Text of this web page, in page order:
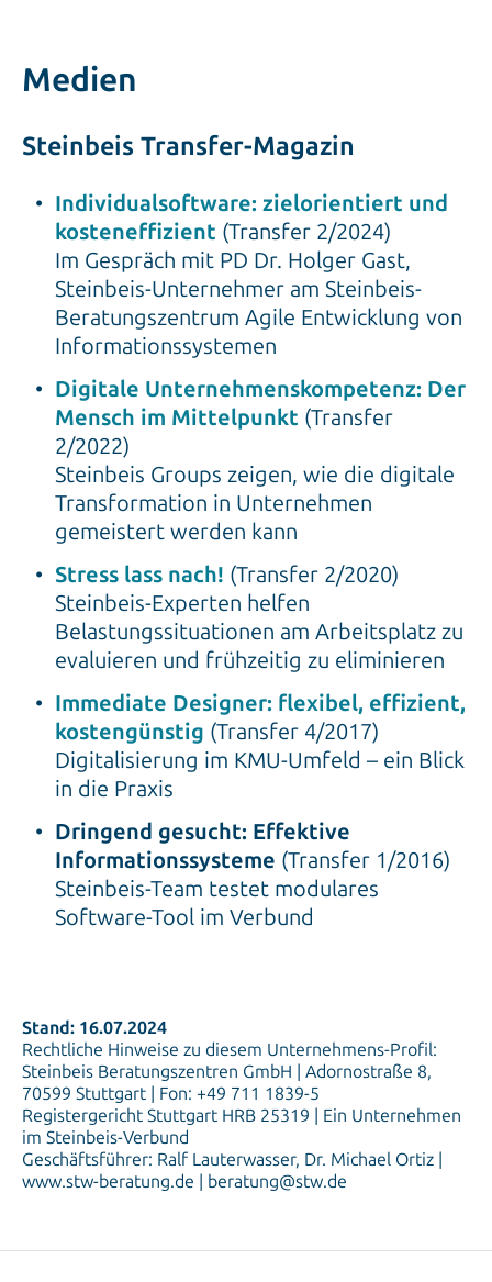
Medien
Steinbeis Transfer-Magazin
Individualsoftware: zielorientiert und
kosteneffizient (Transfer 2/2024)
Im Gespräch mit PD Dr. Holger Gast,
Steinbeis-Unternehmer am Steinbeis-
Beratungszentrum Agile Entwicklung von
Informationssystemen
Digitale Unternehmens­kompetenz: Der
Mensch im Mittelpunkt (Transfer
2/2022)
Steinbeis Groups zeigen, wie die digitale
Transformation in Unternehmen
gemeistert werden kann
Stress lass nach! (Transfer 2/2020)
Steinbeis-Experten helfen
Belastungssituationen am Arbeitsplatz zu
evaluieren und frühzeitig zu eliminieren
Immediate Designer: flexibel, effizient,
kostengünstig (Transfer 4/2017)
Digitalisierung im KMU-Umfeld – ein Blick
in die Praxis
Dringend gesucht: Effektive
Informationssysteme (Transfer 1/2016)
Steinbeis-Team testet modulares
Software-Tool im Verbund
Stand: 16.07.2024
Rechtliche Hinweise zu diesem Unternehmens-Profil:
Steinbeis Beratungszentren GmbH | Adornostraße 8,
70599 Stuttgart | Fon: +49 711 1839-5
Registergericht Stuttgart HRB 25319 | Ein Unternehmen
im Steinbeis-Verbund
Geschäftsführer: Ralf Lauterwasser, Dr. Michael Ortiz |
www.stw-beratung.de | beratung@stw.de